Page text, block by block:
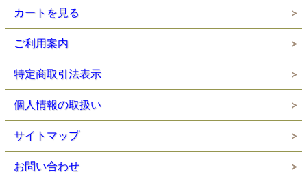
カートを見る
ご利用案内
特定商取引法表示
個人情報の取扱い
サイトマップ
お問い合わせ